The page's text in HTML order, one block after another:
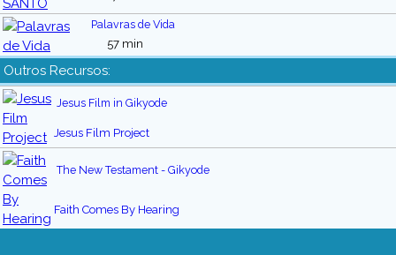
Palavras de Vida
57 min
Outros Recursos:
Jesus Film in Gikyode
Jesus Film Project
The New Testament - Gikyode
Faith Comes By Hearing